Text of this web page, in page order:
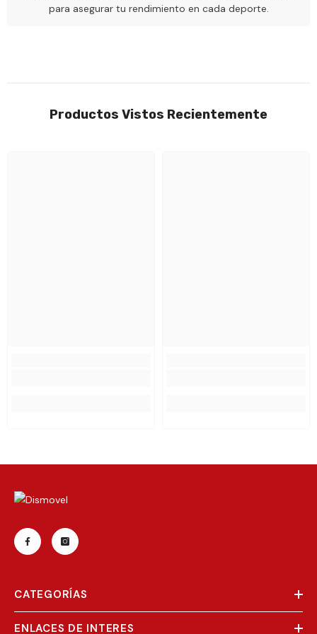
para asegurar tu rendimiento en cada deporte.
Productos Vistos Recientemente
CATEGORÍAS
ENLACES DE INTERES